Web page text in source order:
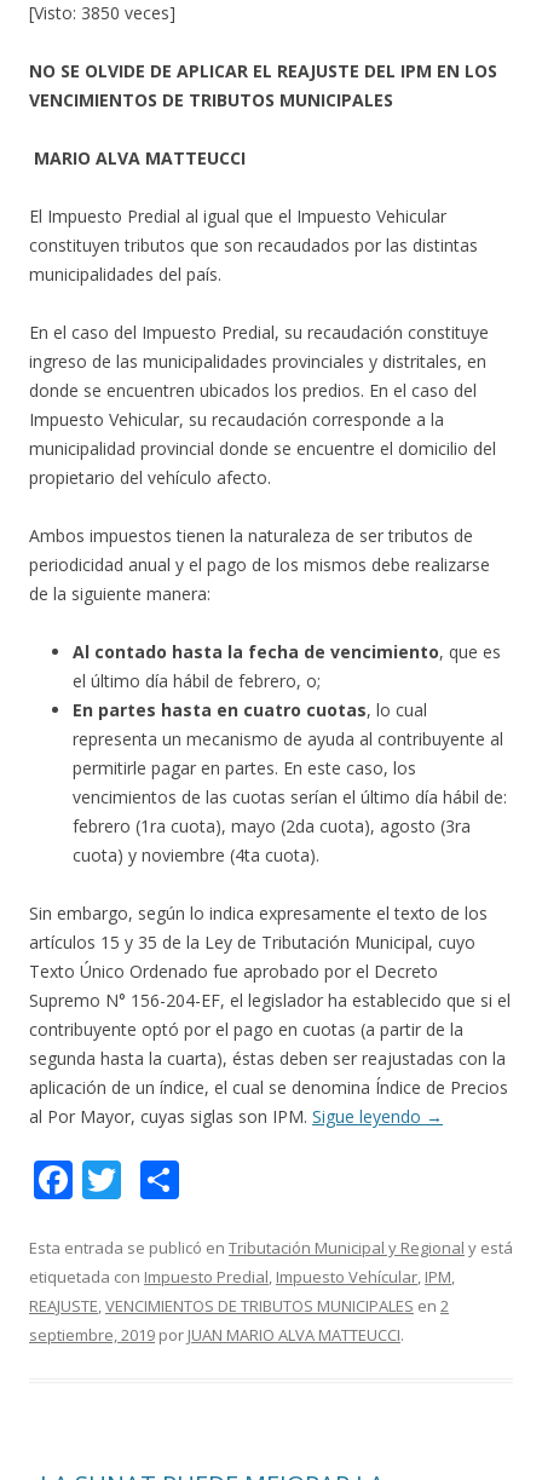
[Visto: 3850 veces]
NO SE OLVIDE DE APLICAR EL REAJUSTE DEL IPM EN LOS
VENCIMIENTOS DE TRIBUTOS MUNICIPALES
MARIO ALVA MATTEUCCI
El Impuesto Predial al igual que el Impuesto Vehicular
constituyen tributos que son recaudados por las distintas
municipalidades del país.
En el caso del Impuesto Predial, su recaudación constituye
ingreso de las municipalidades provinciales y distritales, en
donde se encuentren ubicados los predios. En el caso del
Impuesto Vehicular, su recaudación corresponde a la
municipalidad provincial donde se encuentre el domicilio del
propietario del vehículo afecto.
Ambos impuestos tienen la naturaleza de ser tributos de
periodicidad anual y el pago de los mismos debe realizarse
de la siguiente manera:
Al contado hasta la fecha de vencimiento, que es
el último día hábil de febrero, o;
En partes hasta en cuatro cuotas, lo cual
representa un mecanismo de ayuda al contribuyente al
permitirle pagar en partes. En este caso, los
vencimientos de las cuotas serían el último día hábil de:
febrero (1ra cuota), mayo (2da cuota), agosto (3ra
cuota) y noviembre (4ta cuota).
Sin embargo, según lo indica expresamente el texto de los
artículos 15 y 35 de la Ley de Tributación Municipal, cuyo
Texto Único Ordenado fue aprobado por el Decreto
Supremo N° 156-204-EF, el legislador ha establecido que si el
contribuyente optó por el pago en cuotas (a partir de la
segunda hasta la cuarta), éstas deben ser reajustadas con la
aplicación de un índice, el cual se denomina Índice de Precios
al Por Mayor, cuyas siglas son IPM. Sigue leyendo →
F
e
b
o
T
itt
er
m
p
ar
Esta entrada se publicó en Tributación Municipal y Regional y está
etiquetada con Impuesto Predial, Impuesto Vehícular, IPM,
REAJUSTE,VENCIMIENTOS DE TRIBUTOS MUNICIPALES en 2
septiembre, 2019 por JUAN MARIO ALVA MATTEUCCI.